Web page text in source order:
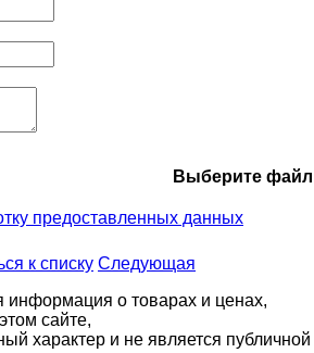
Выберите файл
предоставленных данных
к списку Следующая
о товарах и ценах,
сайте,
характер и не является публичной